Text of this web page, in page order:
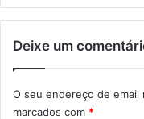
Deixe um
O seu endereço de email
marcados com *